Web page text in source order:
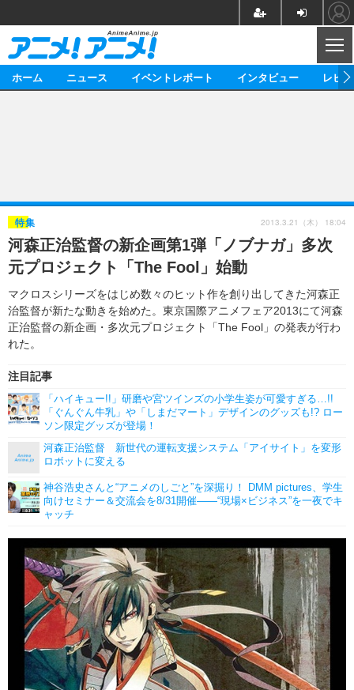
ゲーム グッズ
イベント
海外イベント ビジネス
俳優・タレント アーティスト
ビジネス
アニメ 実写
書評 イベント
ゲーム 座談会
動画
アニメ！アニメ！TV ABEMA Cafe
ホーム ニュース イベントレポート インタビュー レビ
河森正治監督の新企画第1弾「ノブナガ」多次
元プロジェクト「The Fool」始動
マクロスシリーズをはじめ数々のヒット作を創り出してきた河森正
治監督が新たな動きを始めた。東京国際アニメフェア2013にて河森
正治監督の新企画・多次元プロジェクト「The Fool」の発表が行わ
れた。
特集
注目記事
「ハイキュー!!」研磨や宮ツインズの小学生姿が可愛すぎる…!!
「ぐんぐん牛乳」や「しまだマート」デザインのグッズも!? ロー
ソン限定グッズが登場！
河森正治監督 新世代の運転支援システム「アイサイト」を変形
ロボットに変える
神谷浩史さんと“アニメのしごと”を深掘り！ DMM pictures、学生
向けセミナー＆交流会を8/31開催――“現場×ビジネス”を一夜でキ
ャッチ
2013.3.21（木） 18:04